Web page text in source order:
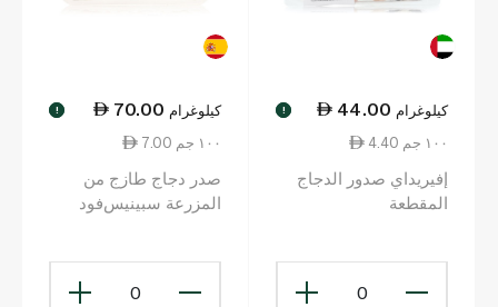
44.00 كيلوغرام !
4.40 ١٠٠ جم
إفيريداي صدور الدجاج
المقطعة
0
70.00 كيلوغرام !
7.00 ١٠٠ جم
صدر دجاج طازج من
المزرعة سبينيس‌فود
0